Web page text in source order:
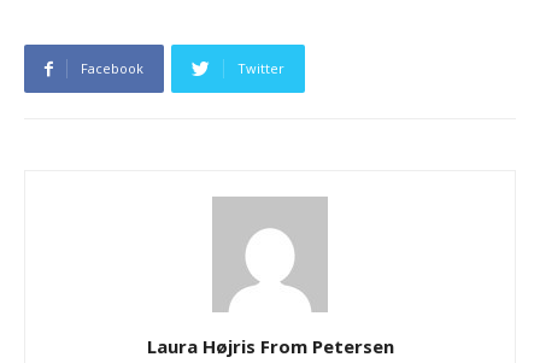
Facebook Twitter
Laura Højris From Petersen